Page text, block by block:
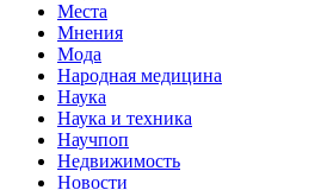
Места
Мнения
Мода
Народная медицина
Наука
Наука и техника
Научпоп
Недвижимость
Новости